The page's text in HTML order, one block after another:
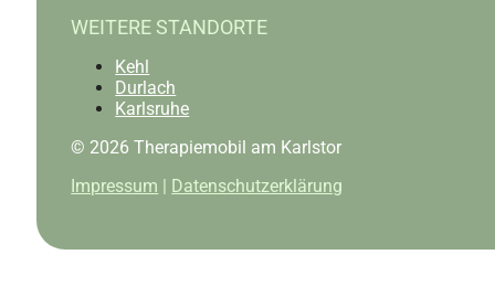
WEITERE STANDORTE
Kehl
Durlach
Karlsruhe
© 2026 Therapiemobil am Karlstor
Impressum
Datenschutzerklärung